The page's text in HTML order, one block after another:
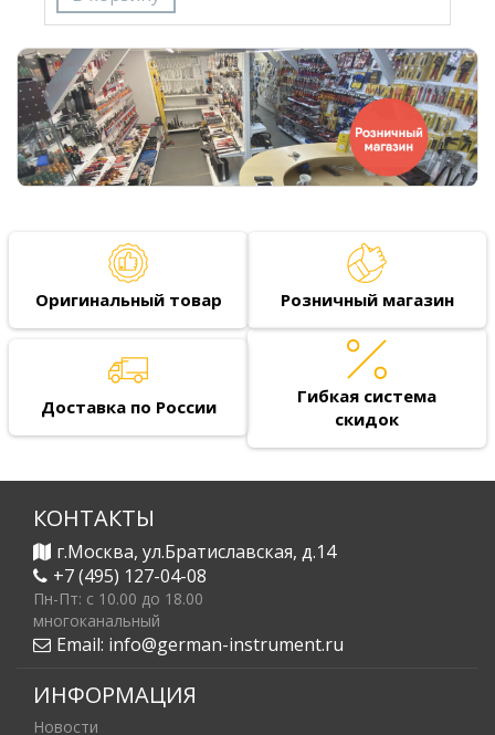
Оригинальный товар Розничный магазин
Доставка по России
Гибкая система
скидок
КОНТАКТЫ
г.Москва, ул.Братиславская, д.14
+7 (495) 127-04-08
Пн-Пт: c 10.00 до 18.00
многоканальный
Email: info@german-instrument.ru
ИНФОРМАЦИЯ
Новости